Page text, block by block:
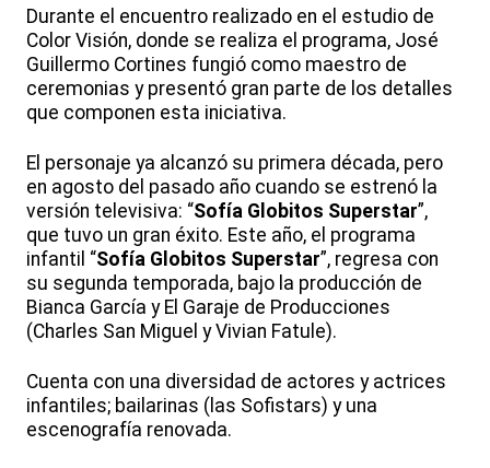
Durante el encuentro realizado en el estudio de
Color Visión, donde se realiza el programa, José
Guillermo Cortines fungió como maestro de
ceremonias y presentó gran parte de los detalles
que componen esta iniciativa.
El personaje ya alcanzó su primera década, pero
en agosto del pasado año cuando se estrenó la
versión televisiva: “Sofía Globitos Superstar”,
que tuvo un gran éxito. Este año, el programa
infantil “Sofía Globitos Superstar”, regresa con
su segunda temporada, bajo la producción de
Bianca García y El Garaje de Producciones
(Charles San Miguel y Vivian Fatule).
Cuenta con una diversidad de actores y actrices
infantiles; bailarinas (las Sofistars) y una
escenografía renovada.